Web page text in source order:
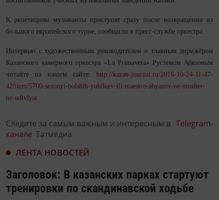
К репетициям музыканты приступят сразу после возвращения из
большого европейского турне, сообщили в пресс-службе оркестра.
Интервью с художественным руководителем и главным дирижёром
Казанского камерного оркестра «La Primavera» Рустемом Абязовым
читайте на нашем сайте: http://kazan-journal.ru/2016-10-24-11-47-
42/item/5700-sezonyi-bolshih-yubileev-ili-maestro-abyazov-ne-mozhet-
ne-udivlyat
Следите за самым важным и интересным в Telegram-
канале Татмедиа
ЛЕНТА НОВОСТЕЙ
Заголовок: В казанских парках стартуют
тренировки по скандинавской ходьбе